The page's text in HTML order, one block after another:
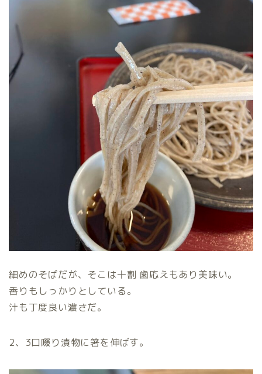
細めのそばだが、そこは十割 歯応えもあり美味い。
香りもしっかりとしている。
汁も丁度良い濃さだ。
2、3口啜り漬物に箸を伸ばす。